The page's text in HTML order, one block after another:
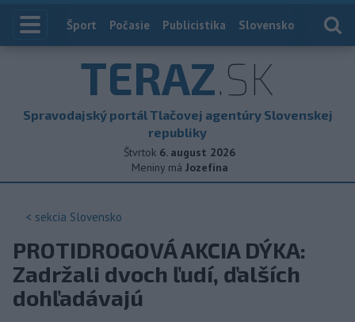
Index
Šport Počasie Publicistika Slovensko
TERAZ.SK
Spravodajský portál Tlačovej agentúry Slovenskej
republiky
Štvrtok 6. august 2026
Meniny má Jozefína
< sekcia Slovensko
PROTIDROGOVÁ AKCIA DÝKA:
Zadržali dvoch ľudí, ďalších
dohľadávajú